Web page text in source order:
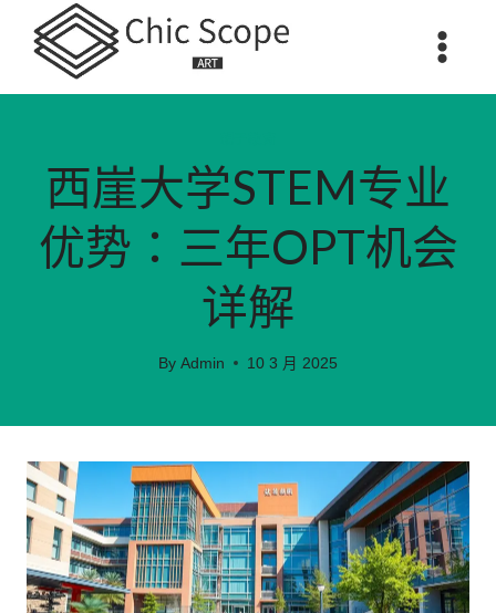
content
西崖大学STEM专业
优势：三年OPT机会
详解
By Admin 10 3 月 2025